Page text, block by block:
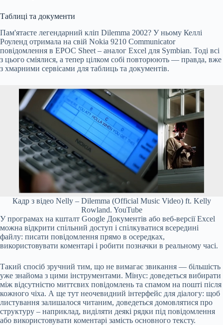
Таблиці та документи
Пам'ятаєте легендарний кліп Dilemma 2002? У ньому Келлі
Роуленд отримала на свій Nokia 9210 Communicator
повідомлення в EPOC Sheet – аналог Excel для Symbian. Тоді всі
з цього сміялися, а тепер цілком собі повторюють — правда, вже
з хмарними сервісами для таблиць та документів.
Кадр з відео Nelly – Dilemma (Official Music Video) ft. Kelly
Rowland. YouTube
У програмах на кшталт Google Документів або веб-версії Excel
можна відкрити спільний доступ і спілкуватися всередині
файлу: писати повідомлення прямо в осередках,
використовувати коментарі і робити позначки в реальному часі.
Такий спосіб зручний тим, що не вимагає звикання — більшість
уже знайома з цими інструментами. Мінус: доведеться вибирати
між відсутністю миттєвих повідомлень та спамом на пошті після
кожного чіха. А ще тут неочевидний інтерфейс для діалогу: щоб
листування залишалося читаним, доведеться домовлятися про
структуру – наприклад, виділяти деякі рядки під повідомлення
або використовувати коментарі замість основного тексту.